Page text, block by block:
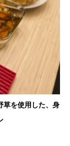
草を使用した、身